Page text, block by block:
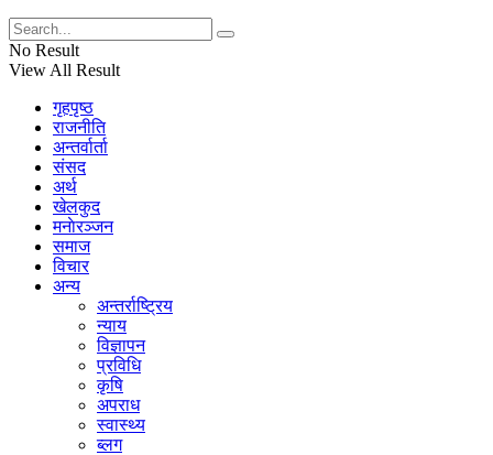
No Result
View All Result
गृहपृष्ठ
राजनीति
अन्तर्वार्ता
संसद
अर्थ
खेलकुद
मनाेरञ्जन
समाज
विचार
अन्य
अन्तर्राष्ट्रिय
न्याय
विज्ञापन
प्रविधि
कृषि
अपराध
स्वास्थ्य
ब्लग